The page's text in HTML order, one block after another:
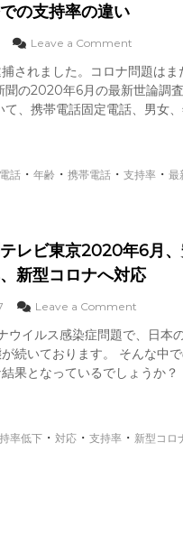
内
閣
率
の支持率の違い
Leave a Commento
最
新
世
毎
0
2
0
年
月
、
内
閣
率
上
されました。コロナ問題はま
の2020年6月の最新世論調
、携帯電話固定電話、男女
話 ・ 年齢 ・ 携帯電話 ・ 支持率 ・ 最
レビ東京2020年6月
新型コロナへ対応
Leave a Commento
最
新
世
日
ウイルス感染症問題で、日本
続いております。 そんな中
果となっているでしょうか
率低下 ・ 対応 ・ 支持率 ・ 新型コロ